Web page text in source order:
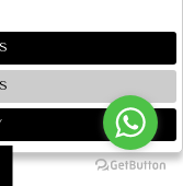
gruppo Zucchetti